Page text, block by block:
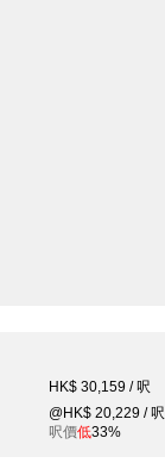
HK$ 30,159 / 呎
@HK$ 20,229 / 呎
呎價低33%